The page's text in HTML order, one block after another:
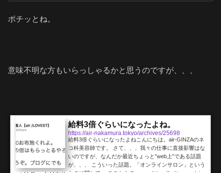
ポチッとね。
意味不明な方もいらっしゃるかと思うのですが、、、
給料3倍ぐらいになったよね。
https://air-nakamura.tokyo/archives/25698
給料3倍ぐらいになったよねこんにちは。air-GINZAのネ
コ科美容師です。 さて、、、我々の仕事に直接影響はな
いのですが、なんだか最近ちょっと”web上”である話題
が、、、 こういった話題。「オンラインサロン」という